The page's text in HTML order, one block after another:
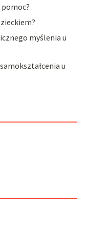
myślenia u
u